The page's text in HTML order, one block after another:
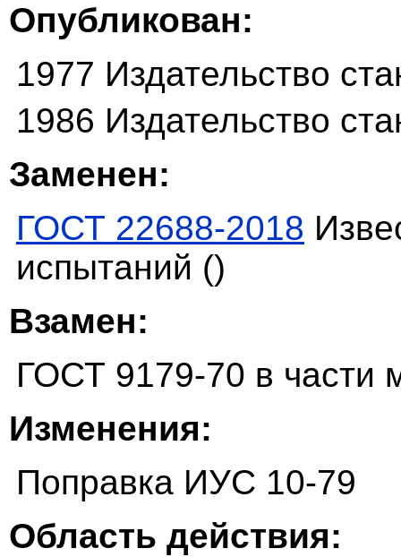
Опубликован:
1977 Издательство
1986 Издательство
Заменен:
ГОСТ 22688-2018
испытаний ()
Взамен:
ГОСТ 9179-70 в части
Изменения:
Поправка ИУС 10-79
Область действия: